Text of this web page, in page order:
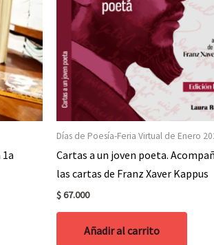
Días de Poesía-Feria Virtual de Enero
Cartas a un joven poeta.
las cartas de Franz Xaver Kappus
$67.000
Añadir al carrito